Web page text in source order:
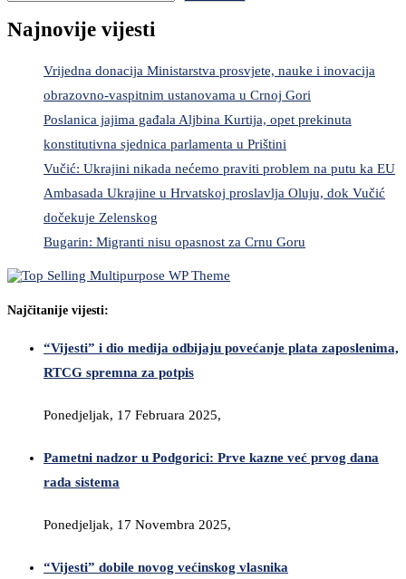
Najnovije vijesti
Vrijedna donacija Ministarstva prosvjete, nauke i inovacija
obrazovno-vaspitnim ustanovama u Crnoj Gori
Poslanica jajima gađala Aljbina Kurtija, opet prekinuta
konstitutivna sjednica parlamenta u Prištini
Vučić: Ukrajini nikada nećemo praviti problem na putu ka EU
Ambasada Ukrajine u Hrvatskoj proslavlja Oluju, dok Vučić
dočekuje Zelenskog
Bugarin: Migranti nisu opasnost za Crnu Goru
Najčitanije vijesti:
“Vijesti” i dio medija odbijaju povećanje plata zaposlenima,
RTCG spremna za potpis
Ponedjeljak, 17 Februara 2025,
Pametni nadzor u Podgorici: Prve kazne već prvog dana
rada sistema
Ponedjeljak, 17 Novembra 2025,
“Vijesti” dobile novog većinskog vlasnika